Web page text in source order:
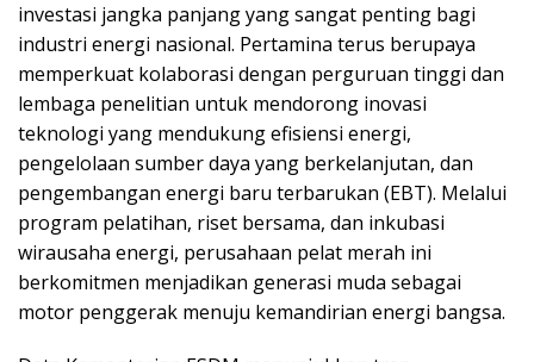
investasi jangka panjang yang sangat penting bagi
industri energi nasional. Pertamina terus berupaya
memperkuat kolaborasi dengan perguruan tinggi dan
lembaga penelitian untuk mendorong inovasi
teknologi yang mendukung efisiensi energi,
pengelolaan sumber daya yang berkelanjutan, dan
pengembangan energi baru terbarukan (EBT). Melalui
program pelatihan, riset bersama, dan inkubasi
wirausaha energi, perusahaan pelat merah ini
berkomitmen menjadikan generasi muda sebagai
motor penggerak menuju kemandirian energi bangsa.